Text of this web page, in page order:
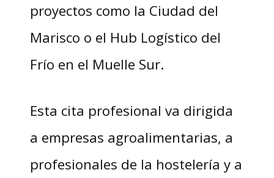
proyectos como la Ciudad del
Marisco o el Hub Logístico del
Frío en el Muelle Sur.
Esta cita profesional va dirigida
a empresas agroalimentarias, a
profesionales de la hostelería y a